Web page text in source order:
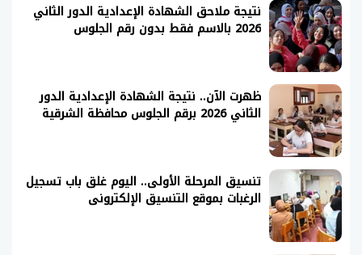
نتيجة ملاحق الشهادة الإعدادية الدور الثاني
2026 بالاسم فقط بدون رقم الجلوس
ظهرت الآن.. نتيجة الشهادة الإعدادية الدور
الثاني 2026 برقم الجلوس محافظة الشرقية
تنسيق المرحلة الأولى.. اليوم غلق باب تسجيل
الرغبات بموقع التنسيق الإلكترونى